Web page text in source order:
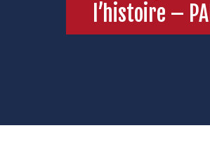
l’histoire –